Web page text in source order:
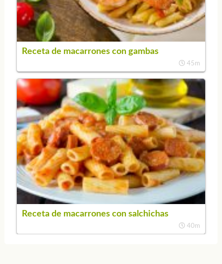
Receta de macarrones con gambas
45m
Receta de macarrones con salchichas
40m